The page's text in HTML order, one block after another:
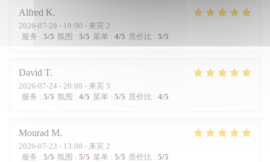
Alfred K
2026-07-28 - 19:00 - 来宾 2
服务 : 5/5 氛围 : 5/5 菜单 : 4/5 质价比 : 5/5
David T
2026-07-24 - 20:00 - 来宾 5
服务 : 5/5 氛围 : 4/5 菜单 : 5/5 质价比 : 4/5
Mourad M
2026-07-23 - 13:00 - 来宾 2
服务 : 5/5 氛围 : 5/5 菜单 : 5/5 质价比 : 5/5